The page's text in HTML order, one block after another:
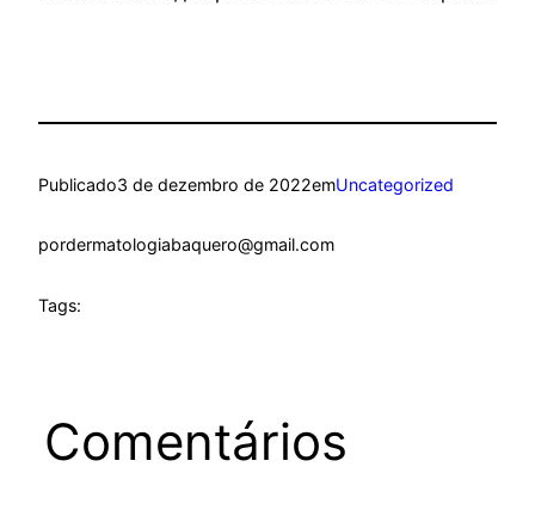
Publicado3 de dezembro de 2022emUncategorized
pordermatologiabaquero@gmail.com
Tags:
Comentários